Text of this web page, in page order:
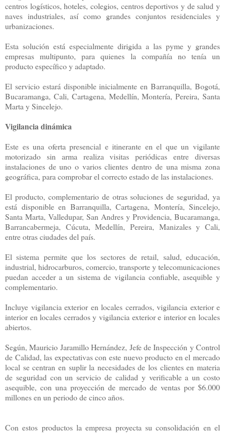
centros logísticos, hoteles, colegios, centros deportivos y de salud y
naves industriales, así como grandes conjuntos residenciales y
urbanizaciones.
Esta solución está especialmente dirigida a las pyme y grandes
empresas multipunto, para quienes la compañía no tenía un
producto específico y adaptado.
El servicio estará disponible inicialmente en Barranquilla, Bogotá,
Bucaramanga, Cali, Cartagena, Medellín, Montería, Pereira, Santa
Marta y Sincelejo.
Vigilancia dinámica
Este es una oferta presencial e itinerante en el que un vigilante
motorizado sin arma realiza visitas periódicas entre diversas
instalaciones de uno o varios clientes dentro de una misma zona
geográfica, para comprobar el correcto estado de las instalaciones.
El producto, complementario de otras soluciones de seguridad, ya
está disponible en Barranquilla, Cartagena, Montería, Sincelejo,
Santa Marta, Valledupar, San Andres y Providencia, Bucaramanga,
Barrancabermeja, Cúcuta, Medellín, Pereira, Manizales y Cali,
entre otras ciudades del país.
El sistema permite que los sectores de retail, salud, educación,
industrial, hidrocarburos, comercio, transporte y telecomunicaciones
puedan acceder a un sistema de vigilancia confiable, asequible y
complementario.
Incluye vigilancia exterior en locales cerrados, vigilancia exterior e
interior en locales cerrados y vigilancia exterior e interior en locales
abiertos.
Según, Mauricio Jaramillo Hernández, Jefe de Inspección y Control
de Calidad, las expectativas con este nuevo producto en el mercado
local se centran en suplir la necesidades de los clientes en materia
de seguridad con un servicio de calidad y verificable a un costo
asequible, con una proyección de mercado de ventas por $6.000
millones en un periodo de cinco años.
Con estos productos la empresa proyecta su consolidación en el